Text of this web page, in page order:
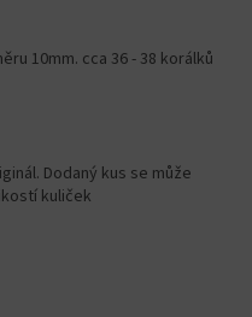
10mm. cca 36 - 38 korálků
Dodaný kus se může
kuliček